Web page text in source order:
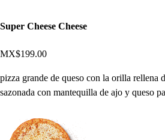
Super Cheese Cheese
MX$199.00
pizza grande de queso con la orilla rellena
sazonada con mantequilla de ajo y queso